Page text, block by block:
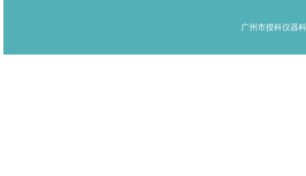
广州市授科仪器